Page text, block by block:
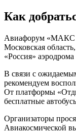
Как
Авиафорум «МАКС
Московская
«Россия»
В связи с
рекомендуем
От платформы
бесплатные
Организаторы
Авиакосмической